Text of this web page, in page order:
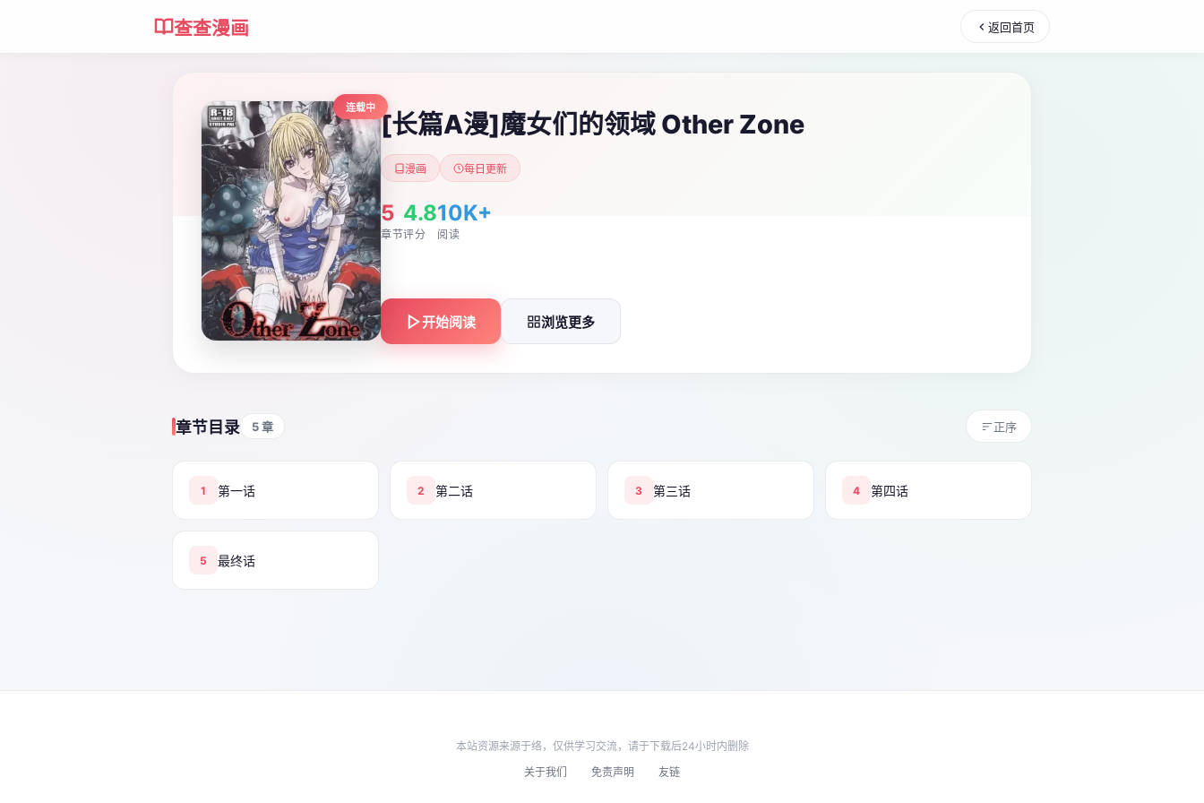
查查漫画 返回首页
连载中
[长篇A漫]魔女们的领域 Other Zone
漫画 每日更新
5
章节
4.8
评分
10K+
阅读
开始阅读 浏览更多
章节目录 5 章 正序
1 第一话 2 第二话 3 第三话 4 第四话
5 最终话
本站资源来源于络，仅供学习交流，请于下载后24小时内删除
关于我们
免责声明 友链